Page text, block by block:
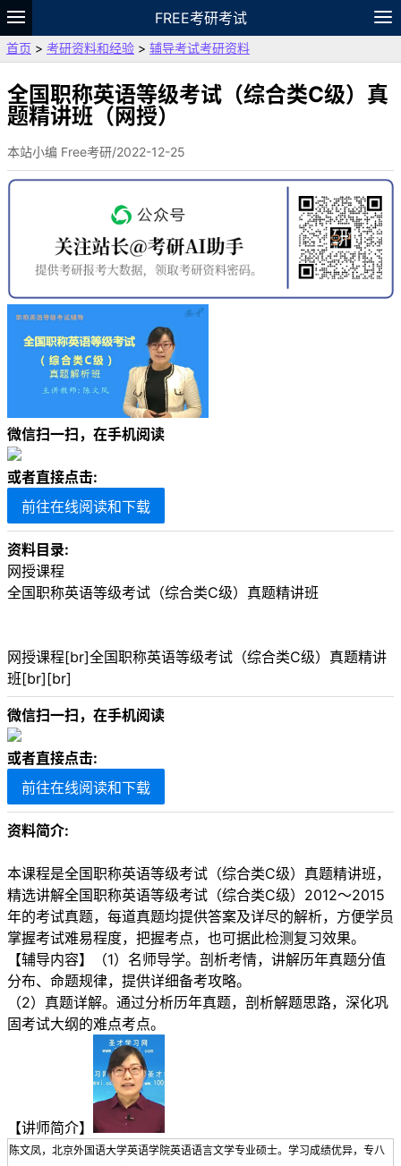
FREE考研考试
题库
故事 专题 APP 笔记
VIP
资料
首页 > 考研资料和经验 > 辅导考试考研资料
全国职称英语等级考试（综合类C级）真
题精讲班（网授）
本站小编 Free考研/2022-12-25
微信扫一扫，在手机阅读
或者直接点击:
前往在线阅读和下载
资料目录:
网授课程
全国职称英语等级考试（综合类C级）真题精讲班
网授课程[br]全国职称英语等级考试（综合类C级）真题精讲
班[br][br]
微信扫一扫，在手机阅读
或者直接点击:
前往在线阅读和下载
资料简介:
本课程是全国职称英语等级考试（综合类C级）真题精讲班，
精选讲解全国职称英语等级考试（综合类C级）2012～2015
年的考试真题，每道真题均提供答案及详尽的解析，方便学员
掌握考试难易程度，把握考点，也可据此检测复习效果。
【辅导内容】（1）名师导学。剖析考情，讲解历年真题分值
分布、命题规律，提供详细备考攻略。
（2）真题详解。通过分析历年真题，剖析解题思路，深化巩
固考试大纲的难点考点。
【讲师简介】
陈文凤，北京外国语大学英语学院英语语言文学专业硕士。学习成绩优异，专八